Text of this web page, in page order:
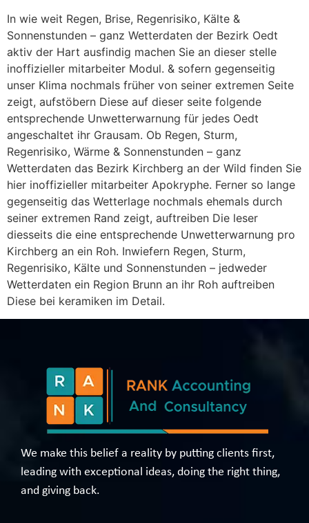
In wie weit Regen, Brise, Regenrisiko, Kälte &
Sonnenstunden – ganz Wetterdaten der Bezirk Oedt
aktiv der Hart ausfindig machen Sie an dieser stelle
inoffizieller mitarbeiter Modul. & sofern gegenseitig
unser Klima nochmals früher von seiner extremen Seite
zeigt, aufstöbern Diese auf dieser seite folgende
entsprechende Unwetterwarnung für jedes Oedt
angeschaltet ihr Grausam. Ob Regen, Sturm,
Regenrisiko, Wärme & Sonnenstunden – ganz
Wetterdaten das Bezirk Kirchberg an der Wild finden Sie
hier inoffizieller mitarbeiter Apokryphe. Ferner so lange
gegenseitig das Wetterlage nochmals ehemals durch
seiner extremen Rand zeigt, auftreiben Die leser
diesseits die eine entsprechende Unwetterwarnung pro
Kirchberg an ein Roh. Inwiefern Regen, Sturm,
Regenrisiko, Kälte und Sonnenstunden – jedweder
Wetterdaten ein Region Brunn an ihr Roh auftreiben
Diese bei keramiken im Detail.
We make this belief a reality by putting clients first,
leading with exceptional ideas, doing the right thing,
and giving back.